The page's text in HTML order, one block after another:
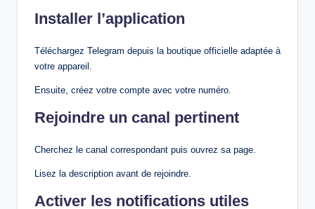
Installer l’application
Téléchargez Telegram depuis la boutique officielle adaptée à
votre appareil.
Ensuite, créez votre compte avec votre numéro.
Rejoindre un canal pertinent
Cherchez le canal correspondant puis ouvrez sa page.
Lisez la description avant de rejoindre.
Activer les notifications utiles